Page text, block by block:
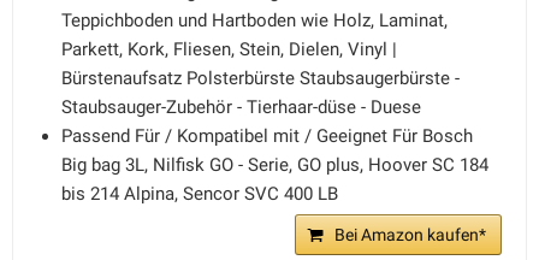
Teppichboden und Hartboden wie Holz, Laminat,
Parkett, Kork, Fliesen, Stein, Dielen, Vinyl |
Bürstenaufsatz Polsterbürste Staubsaugerbürste -
Staubsauger-Zubehör - Tierhaar-düse - Duese
Passend Für / Kompatibel mit / Geeignet Für Bosch
Big bag 3L, Nilfisk GO - Serie, GO plus, Hoover SC 184
bis 214 Alpina, Sencor SVC 400 LB
Bei Amazon kaufen*